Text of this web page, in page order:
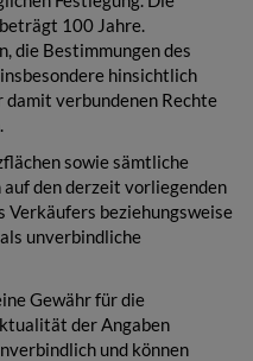
100 Jahre.
die Bestimmungen des
hinsichtlich
verbundenen Rechte
sowie sämtliche
den derzeit vorliegenden
Verkäufers beziehungsweise
unverbindliche
Gewähr für die
der Angaben
und können